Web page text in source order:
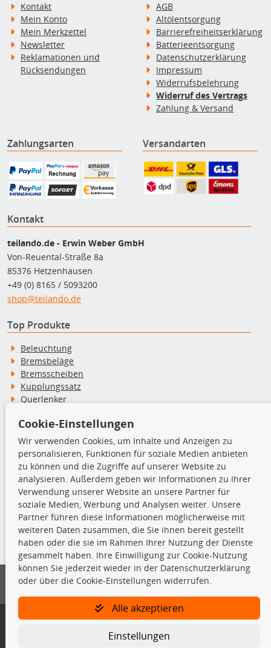
Kontakt
Mein Konto
Mein Merkzettel
Newsletter
Reklamationen und
Rücksendungen
AGB
Altölentsorgung
Barrierefreiheitserklärung
Batterieentsorgung
Datenschutzerklärung
Impressum
Widerrufsbelehrung
Widerruf des Vertrags
Zahlung & Versand
Zahlungsarten Versandarten
Kontakt
teilando.de - Erwin Weber GmbH
Von-Reuental-Straße 8a
85376 Hetzenhausen
+49 (0) 8165 / 5093200
shop@teilando.de
Top Produkte
Beleuchtung
Bremsbeläge
Bremsscheiben
Kupplungssatz
Querlenker
Stoßdämpfer
TecDoc Inside
Die hier angezeigten Daten insbesondere die gesamte Datenbank dürfen
nicht kopiert werden.
Es ist zu unterlassen, die Daten oder die gesamte Datenbank ohne
vorherige Zustimmung von TecDoc zu vervielfältigen, zu verbreiten
und/oder diese Handlungen durch Dritte ausführen zu lassen. Ein
Bitte prüfen Sie, ob das über unseren Onlineshop identifizierte Ersatzteil
Gegebenenfalls sind ergänzende Informationen notwendig, um
Cookie-Einstellungen
Wir verwenden Cookies, um Inhalte und Anzeigen zu
personalisieren, Funktionen für soziale Medien anbieten
zu können und die Zugriffe auf unserer Website zu
analysieren. Außerdem geben wir Informationen zu Ihrer
Verwendung unserer Website an unsere Partner für
soziale Medien, Werbung und Analysen weiter. Unsere
Partner führen diese Informationen möglicherweise mit
weiteren Daten zusammen, die Sie ihnen bereit gestellt
haben oder die sie im Rahmen Ihrer Nutzung der Dienste
gesammelt haben. Ihre Einwilligung zur Cookie-Nutzung
können Sie jederzeit wieder in der Datenschutzerklärung
oder über die Cookie-Einstellungen widerrufen.
Alle akzeptieren
Einstellungen